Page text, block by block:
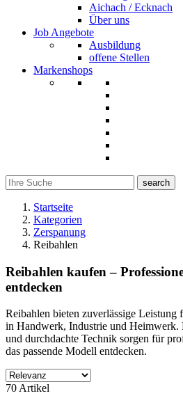
Aichach / Ecknach
Über uns
Job Angebote
Ausbildung
offene Stellen
Markenshops
search
Startseite
Kategorien
Zerspanung
Reibahlen
Reibahlen kaufen –
entdecken
Reibahlen bieten zuverlässige
in Handwerk, Industrie und Heimwerk.
und durchdachte Technik sorgen für
das passende Modell entdecken.
Filter
70 Artikel